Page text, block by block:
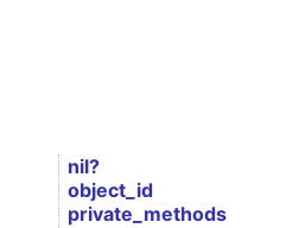
nil?
object_id
private_methods